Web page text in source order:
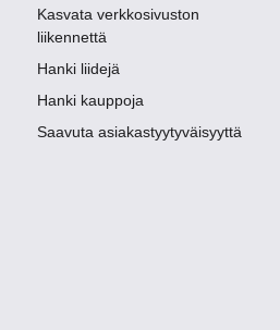
Kasvata verkkosivuston
liikennettä
Hanki liidejä
Hanki kauppoja
Saavuta asiakastyytyväisyyttä